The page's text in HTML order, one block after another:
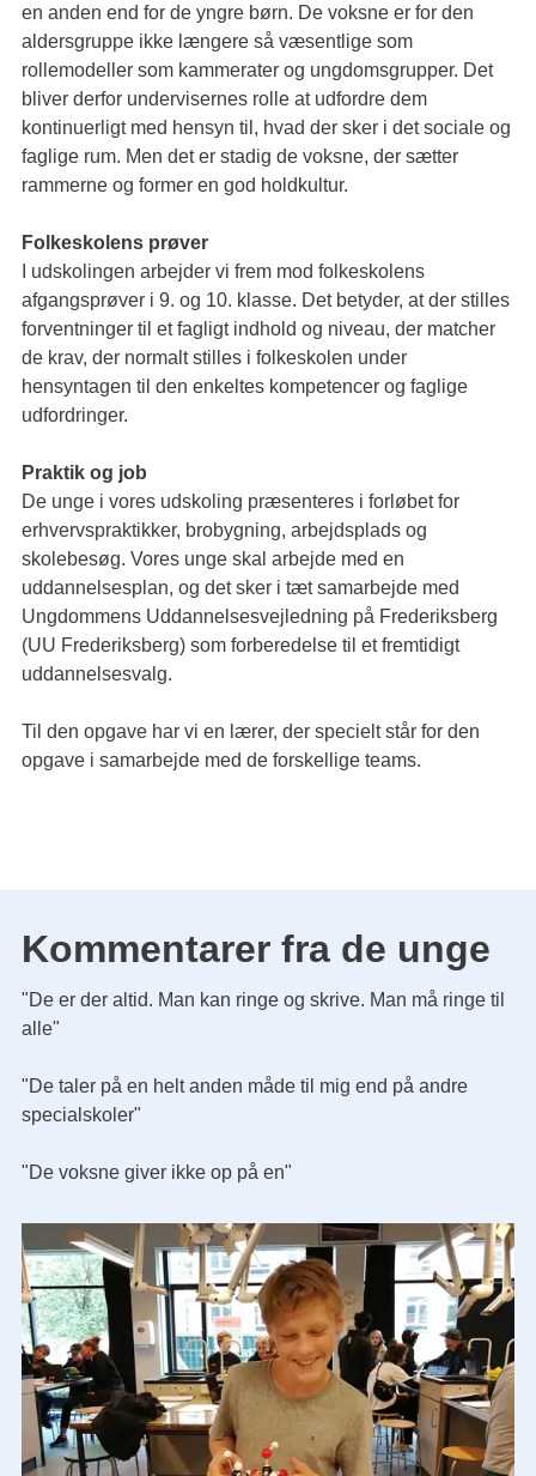
en anden end for de yngre børn. De voksne er for den
aldersgruppe ikke længere så væsentlige som
rollemodeller som kammerater og ungdomsgrupper. Det
bliver derfor undervisernes rolle at udfordre dem
kontinuerligt med hensyn til, hvad der sker i det sociale og
faglige rum. Men det er stadig de voksne, der sætter
rammerne og former en god holdkultur.
Folkeskolens prøver
I udskolingen arbejder vi frem mod folkeskolens
afgangsprøver i 9. og 10. klasse. Det betyder, at der stilles
forventninger til et fagligt indhold og niveau, der matcher
de krav, der normalt stilles i folkeskolen under
hensyntagen til den enkeltes kompetencer og faglige
udfordringer.
Praktik og job
De unge i vores udskoling præsenteres i forløbet for
erhvervspraktikker, brobygning, arbejdsplads og
skolebesøg. Vores unge skal arbejde med en
uddannelsesplan, og det sker i tæt samarbejde med
Ungdommens Uddannelsesvejledning på Frederiksberg
(UU Frederiksberg) som forberedelse til et fremtidigt
uddannelsesvalg.
Til den opgave har vi en lærer, der specielt står for den
opgave i samarbejde med de forskellige teams.
Kommentarer fra de unge
"De er der altid. Man kan ringe og skrive. Man må ringe til
alle"
"De taler på en helt anden måde til mig end på andre
specialskoler"
"De voksne giver ikke op på en"